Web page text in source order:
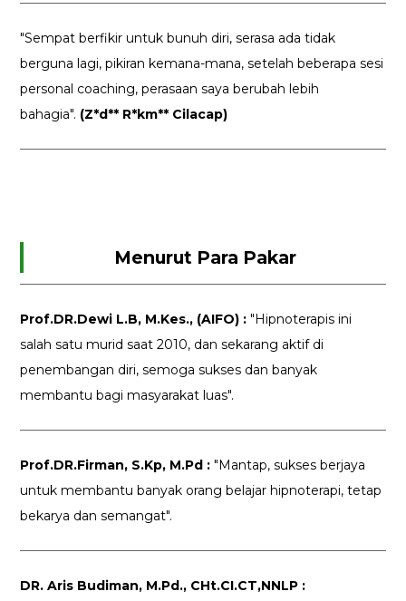
"Sempat berfikir untuk bunuh diri, serasa ada tidak
berguna lagi, pikiran kemana-mana, setelah beberapa sesi
personal coaching, perasaan saya berubah lebih
bahagia". (Z*d** R*km** Cilacap)
Menurut Para Pakar
Prof.DR.Dewi L.B, M.Kes., (AIFO) :"Hipnoterapis ini
salah satu murid saat 2010, dan sekarang aktif di
penembangan diri, semoga sukses dan banyak
membantu bagi masyarakat luas".
Prof.DR.Firman, S.Kp, M.Pd : "Mantap, sukses berjaya
untuk membantu banyak orang belajar hipnoterapi, tetap
bekarya dan semangat".
DR. Aris Budiman, M.Pd., CHt.CI.CT,NNLP :